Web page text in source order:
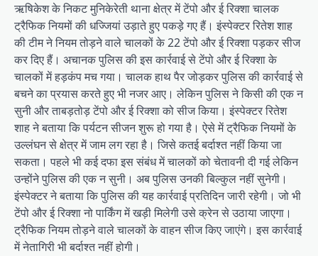
ऋषिकेश के निकट मुनिकेरेती थाना क्षेत्र में टेंपो और ई रिक्शा चालक
ट्रैफिक नियमों की धज्जियां उड़ाते हुए पकड़े गए हैं। इंस्पेक्टर रितेश शाह
की टीम ने नियम तोड़ने वाले चालकों के 22 टेंपो और ई रिक्शा पड़कर सीज
कर दिए हैं। अचानक पुलिस की इस कार्रवाई से टेंपो और ई रिक्शा के
चालकों में हड़कंप मच गया। चालक हाथ पैर जोड़कर पुलिस की कार्रवाई से
बचने का प्रयास करते हुए भी नजर आए। लेकिन पुलिस ने किसी की एक न
सुनी और ताबड़तोड़ टेंपो और ई रिक्शा को सीज किया। इंस्पेक्टर रितेश
शाह ने बताया कि पर्यटन सीजन शुरू हो गया है। ऐसे में ट्रैफिक नियमों के
उल्लंघन से क्षेत्र में जाम लग रहा है। जिसे कतई बर्दाश्त नहीं किया जा
सकता। पहले भी कई दफा इस संबंध में चालकों को चेतावनी दी गई लेकिन
उन्होंने पुलिस की एक न सुनी। अब पुलिस उनकी बिल्कुल नहीं सुनेगी।
इंस्पेक्टर ने बताया कि पुलिस की यह कार्रवाई प्रतिदिन जारी रहेगी। जो भी
टेंपो और ई रिक्शा नो पार्किंग में खड़ी मिलेगी उसे क्रेन से उठाया जाएगा।
ट्रैफिक नियम तोड़ने वाले चालकों के वाहन सीज किए जाएंगे। इस कार्रवाई
में नेतागिरी भी बर्दाश्त नहीं होगी।